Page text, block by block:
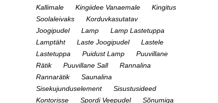
Kallimale
Kingiidee Vanaemale
Kingitus
Soolaleivaks
Korduvkasutatav
Joogipudel
Lamp
Lamp Lastetuppa
Lamptäht
Laste Joogipudel
Lastele
Lastetuppa
Puidust Lamp
Puuvillane
Rätik
Puuvillane Sall
Rannalina
Rannarätik
Saunalina
Sisekujunduselement
Sisustusideed
Kontorisse
Spordi Veepudel
Sõnumiga